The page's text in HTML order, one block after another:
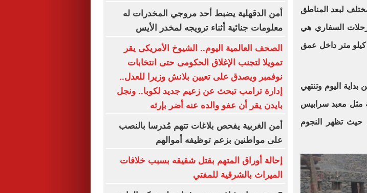
لبعد المناطق
السفاري هي
محمية وادي الجمال والتي تصل مسافتها الي قرابة 200 كيلو متر داخل عمق
اليوم وتنتهي
مثل معبد سرابيس
حيث تظهر النجوم
أمن الدقهلية يضبط أحد مروجي المخدرات له
معلومات جنائية أثناء ترويجه لمخدر الأيس
الصحف العالمية اليوم.. الشيوخ الأمريكى يقر
تمويلا لتجنب الإغلاق الحكومى حتى انتخابات
نوفمبر ويصدق على تعيين بلانش وزيرا للعدل..
إدارة ترامب تبحث عن زعيم جديد لكوبا.. ونجل
بايدن يقر أن عفو والده عنه أضر بإرثه
أمن الغربية يفحص بلاغات تتهم مُدرسا بالنصب
على مواطنين بزعم توظيفه أموالهم
إحالة أوراق المتهم بقتل شقيقه بسبب خلافات
الميراث بالشرقية للمفتي